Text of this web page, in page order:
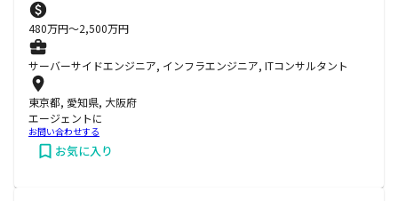
480万円〜2,500万円
サーバーサイドエンジニア, インフラエンジニア, ITコンサルタント
東京都, 愛知県, 大阪府
エージェントに
お問い合わせする
お気に入り